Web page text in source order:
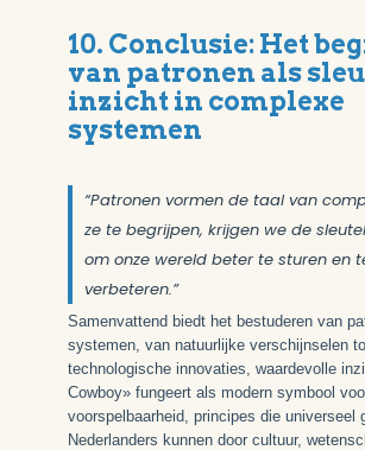
10. Conclusie: Het
van patronen als
inzicht in complexe
systemen
“Patronen vormen de taal van
ze te begrijpen, krijgen we de
om onze wereld beter te sturen en
verbeteren.”
Samenvattend biedt het bestuderen van
systemen, van natuurlijke verschijnselen
technologische innovaties, waardevolle
Cowboy» fungeert als modern symbool
voorspelbaarheid, principes die universeel
Nederlanders kunnen door cultuur,